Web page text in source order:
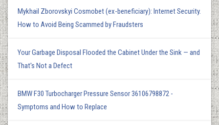
Mykhail Zborovskyi Cosmobet (ex-beneficiary): Internet Security.
How to Avoid Being Scammed by Fraudsters
Your Garbage Disposal Flooded the Cabinet Under the Sink — and
That's Not a Defect
BMW F30 Turbocharger Pressure Sensor 36106798872 -
Symptoms and How to Replace